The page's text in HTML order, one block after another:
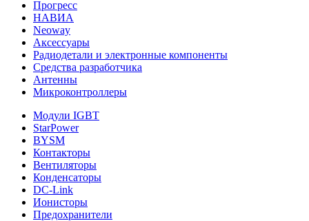
Прогресс
НАВИА
Neoway
Аксессуары
Радиодетали и электронные компоненты
Средства разработчика
Антенны
Микроконтроллеры
Модули IGBT
StarPower
BYSM
Контакторы
Вентиляторы
Конденсаторы
DC-Link
Ионисторы
Предохранители